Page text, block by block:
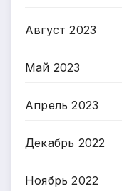
Август 2023
Май 2023
Апрель 2023
Декабрь 2022
Ноябрь 2022